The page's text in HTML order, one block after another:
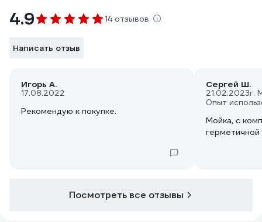
4.9 14 отзывов
Написать отзыв
Игорь А.
17.08.2022
Рекомендую к покупке.
Сергей Ш.
21.02.2023г.
Опыт
Мойка, с
герметичной
Посмотреть все отзывы